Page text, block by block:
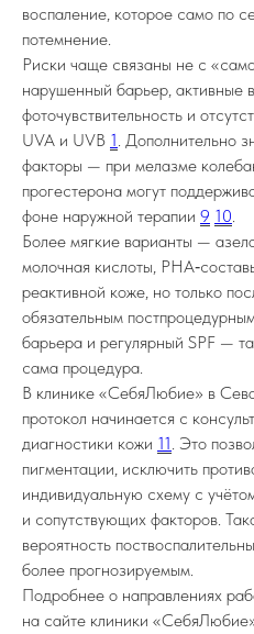
воспаление, которое само по
потемнение.
Риски чаще связаны не с
нарушенный барьер, активные
фоточувствительность и
UVA и UVB 1. Дополнительно
факторы — при мелазме
прогестерона могут
фоне наружной терапии 9 10.
Более мягкие варианты —
молочная кислоты,
реактивной коже, но только
обязательным
барьера и регулярный SPF —
сама процедура.
В клинике «СебяЛюбие» в
протокол начинается с
диагностики кожи 11. Это
пигментации, исключить
индивидуальную схему с
и сопутствующих факторов.
вероятность
более прогнозируемым.
Подробнее о направлениях
на сайте клиники